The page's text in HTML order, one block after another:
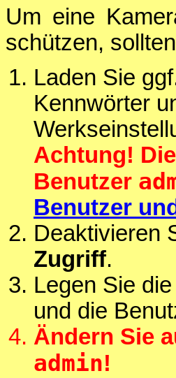
Um eine
schützen,
Laden Sie
Kennwörter
Achtung!
Benutzer
Benutzer
Deaktivieren
Zugriff.
Legen Sie
und die
Ändern Sie
admin!